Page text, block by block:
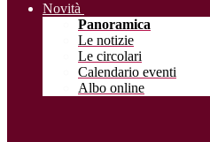
Novità
Panoramica
Le notizie
Le circolari
Calendario eventi
Albo online